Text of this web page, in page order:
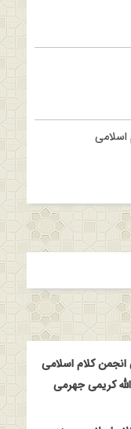
اسلامی
کلام اسلامی
کریمی جهرمی